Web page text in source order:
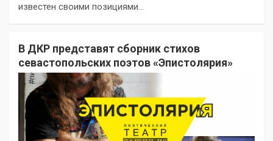
известен своими позициями…
В ДКР представят сборник стихов
севастопольских поэтов «Эпистолярия»